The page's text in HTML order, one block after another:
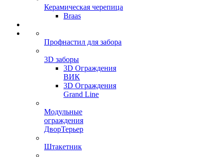
Керамическая черепица
Braas
Профнастил для забора
3D заборы
3D Ограждения
ВИК
3D Ограждения
Grand Line
Модульные
ограждения
ДворТерьер
Штакетник